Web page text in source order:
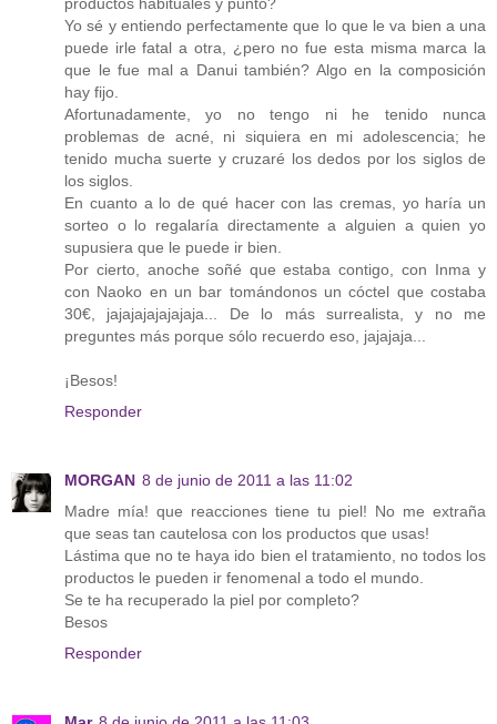
Yo sé y entiendo perfectamente que lo que le va bien a una
puede irle fatal a otra, ¿pero no fue esta misma marca la
que le fue mal a Danui también? Algo en la composición
hay fijo.
Afortunadamente, yo no tengo ni he tenido nunca
problemas de acné, ni siquiera en mi adolescencia; he
tenido mucha suerte y cruzaré los dedos por los siglos de
los siglos.
En cuanto a lo de qué hacer con las cremas, yo haría un
sorteo o lo regalaría directamente a alguien a quien yo
supusiera que le puede ir bien.
Por cierto, anoche soñé que estaba contigo, con Inma y
con Naoko en un bar tomándonos un cóctel que costaba
30€, jajajajajajajaja... De lo más surrealista, y no me
preguntes más porque sólo recuerdo eso, jajajaja...
¡Besos!
Responder
MORGAN 8 de junio de 2011 a las 11:02
Madre mía! que reacciones tiene tu piel! No me extraña
que seas tan cautelosa con los productos que usas!
Lástima que no te haya ido bien el tratamiento, no todos los
productos le pueden ir fenomenal a todo el mundo.
Se te ha recuperado la piel por completo?
Besos
Responder